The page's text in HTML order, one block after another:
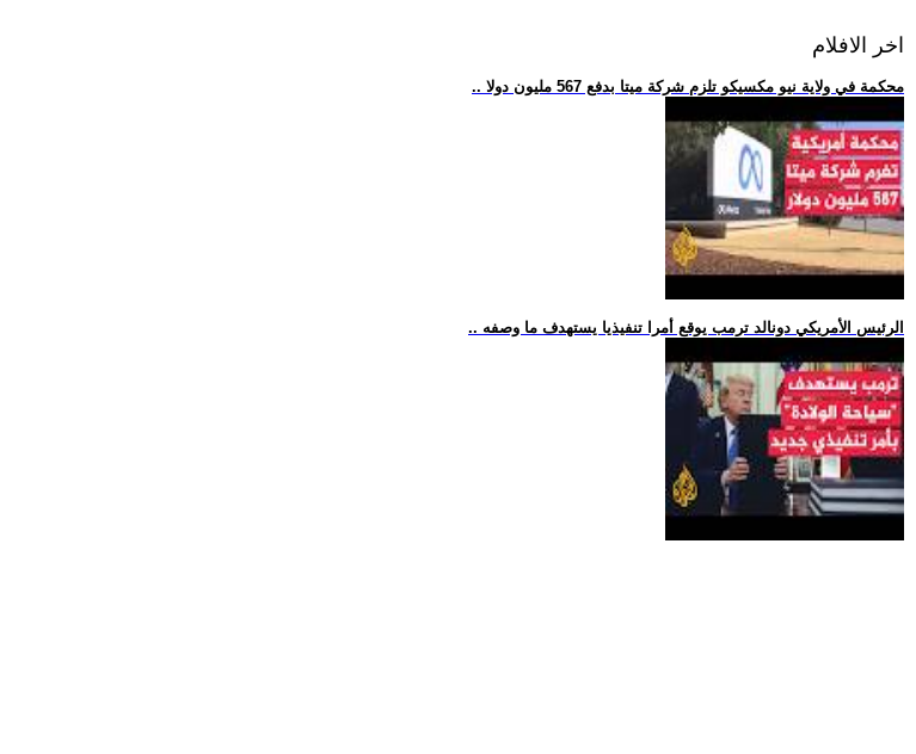
اخر الافلام
.. محكمة في ولاية نيو مكسيكو تلزم شركة ميتا بدفع 567 مليون دولا
.. الرئيس الأمريكي دونالد ترمب يوقع أمرا تنفيذيا يستهدف ما وصفه